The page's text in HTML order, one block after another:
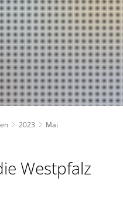
)Ausschreibungen
nach Lebenslagen
von A-ZLandrätin
1. Kreisbeigeordnete
2. Kreisbeigeordneter
3. Kreisbeigeordneter
Wahlen
Geschichte des Landkreises
Kreiswappen
Kreiskarte
Verbands- und
Suche
2023
Mai
Westpfalz